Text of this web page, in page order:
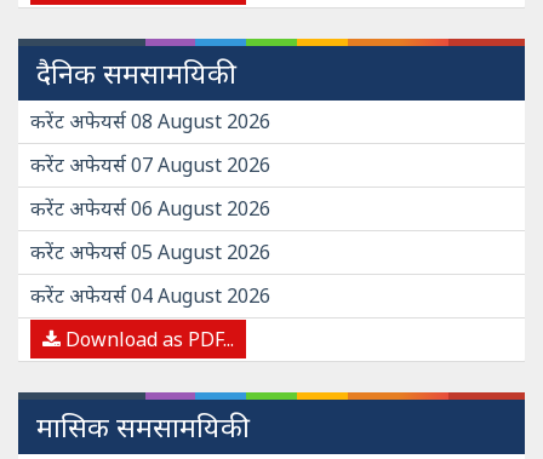
दैनिक समसामयिकी
करेंट अफेयर्स 08 August 2026
करेंट अफेयर्स 07 August 2026
करेंट अफेयर्स 06 August 2026
करेंट अफेयर्स 05 August 2026
करेंट अफेयर्स 04 August 2026
Download as PDF...
मासिक समसामयिकी